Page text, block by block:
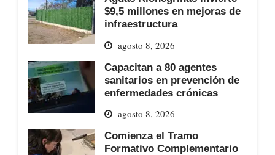
$9,5 millones en mejoras de
infraestructura
agosto 8, 2026
Capacitan a 80 agentes
sanitarios en prevención de
enfermedades crónicas
agosto 8, 2026
Comienza el Tramo
Formativo Complementario